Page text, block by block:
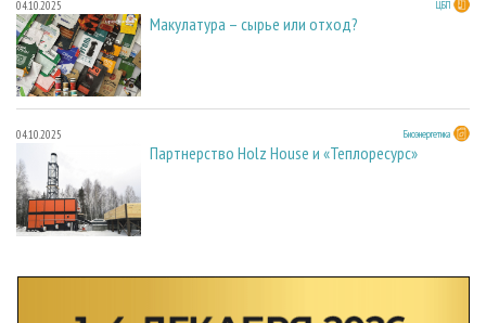
04.10.2025 ЦБП
Макулатура – сырье или отход?
04.10.2025 Биоэнергетика
Партнерство Holz House и «Теплоресурс»